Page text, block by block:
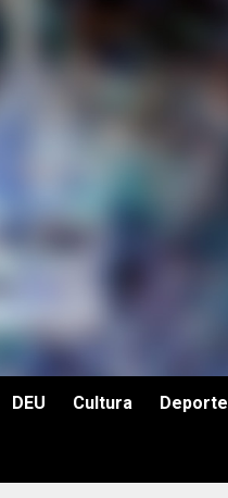
DEU Cultura Deporte